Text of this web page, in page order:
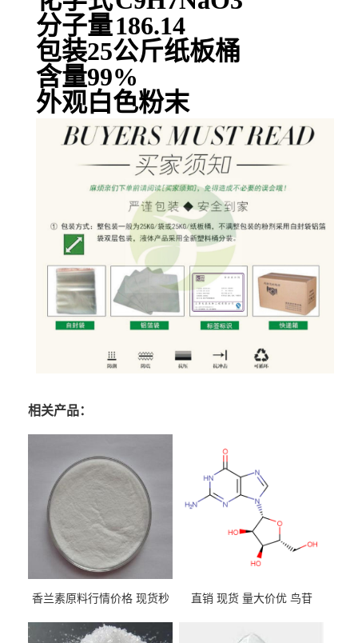
分子量186.14
包装25公斤纸板桶
含量99%
外观白色粉末
相关产品：
香兰素原料行情价格 现货秒
直销 现货 量大价优 鸟苷